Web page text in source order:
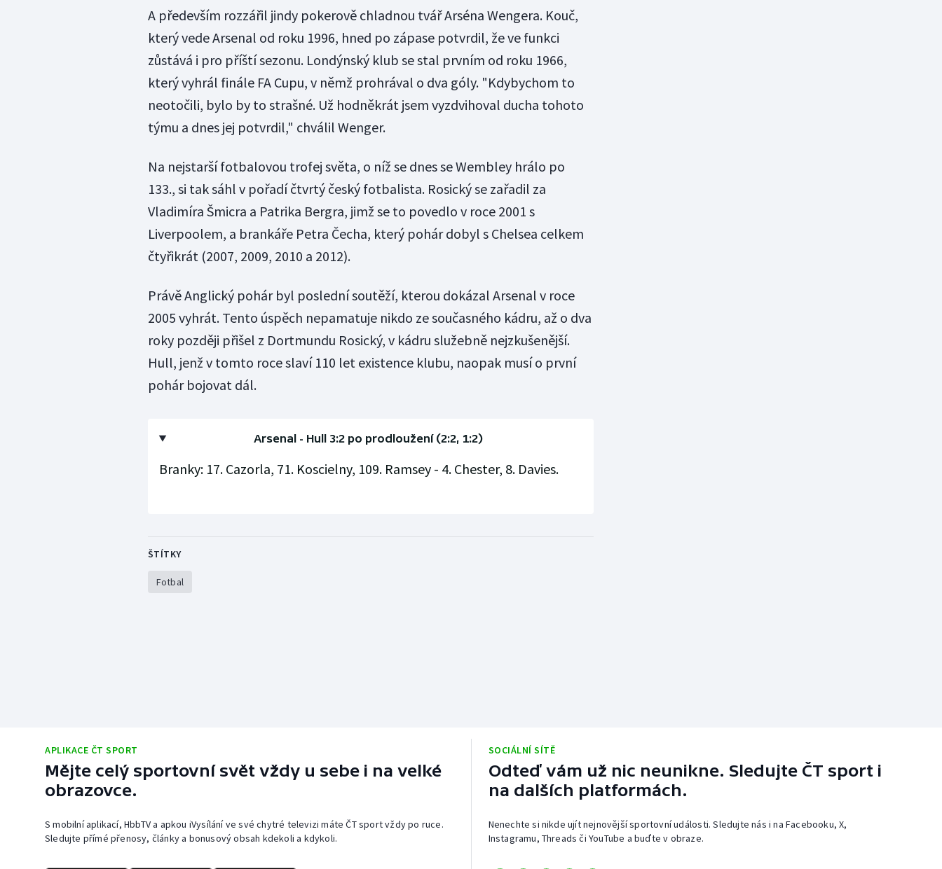
A především rozzářil jindy pokerově chladnou tvář Arséna Wengera. Kouč,
který vede Arsenal od roku 1996, hned po zápase potvrdil, že ve funkci
zůstává i pro příští sezonu. Londýnský klub se stal prvním od roku 1966,
který vyhrál finále FA Cupu, v němž prohrával o dva góly. "Kdybychom to
neotočili, bylo by to strašné. Už hodněkrát jsem vyzdvihoval ducha tohoto
týmu a dnes jej potvrdil," chválil Wenger.
Na nejstarší fotbalovou trofej světa, o níž se dnes se Wembley hrálo po
133., si tak sáhl v pořadí čtvrtý český fotbalista. Rosický se zařadil za
Vladimíra Šmicra a Patrika Bergra, jimž se to povedlo v roce 2001 s
Liverpoolem, a brankáře Petra Čecha, který pohár dobyl s Chelsea celkem
čtyřikrát (2007, 2009, 2010 a 2012).
Právě Anglický pohár byl poslední soutěží, kterou dokázal Arsenal v roce
2005 vyhrát. Tento úspěch nepamatuje nikdo ze současného kádru, až o dva
roky později přišel z Dortmundu Rosický, v kádru služebně nejzkušenější.
Hull, jenž v tomto roce slaví 110 let existence klubu, naopak musí o první
pohár bojovat dál.
Arsenal - Hull 3:2 po prodloužení (2:2, 1:2)
Branky: 17. Cazorla, 71. Koscielny, 109. Ramsey - 4. Chester, 8. Davies.
ŠTÍTKY
Fotbal
APLIKACE ČT SPORT
Mějte celý sportovní svět vždy u sebe i na velké
obrazovce.
S mobilní aplikací, HbbTV a apkou iVysílání ve své chytré televizi máte ČT sport vždy po ruce.
Sledujte přímé přenosy, články a bonusový obsah kdekoli a kdykoli.
SOCIÁLNÍ SÍTĚ
Odteď vám už nic neunikne. Sledujte ČT sport i
na dalších platformách.
Nenechte si nikde ujít nejnovější sportovní události. Sledujte nás i na Facebooku, X,
Instagramu, Threads či YouTube a buďte v obraze.